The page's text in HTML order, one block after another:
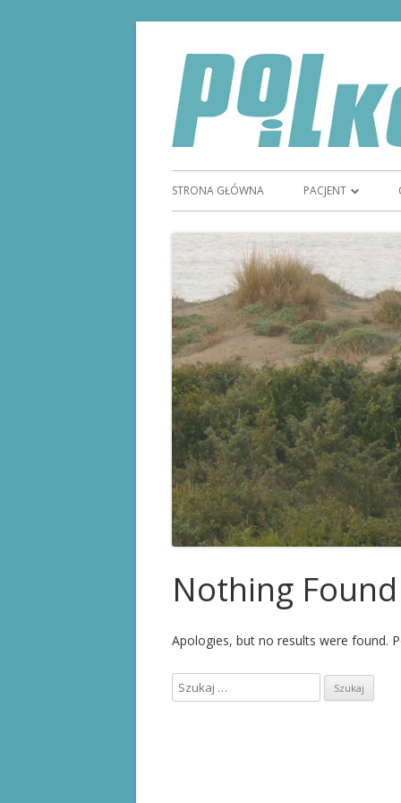
STRONA GŁÓWNA PACJENT
STOMIĄ
STOMIA
SPRZĘT STOMIJNY
REFUNDACJA
MAGAZYN STOMIK
KARTA STOMIKA
PRAWA PACJENTA
PRZYDATNE LINKI
Nothing Found
Apologies, but no results were found.
z